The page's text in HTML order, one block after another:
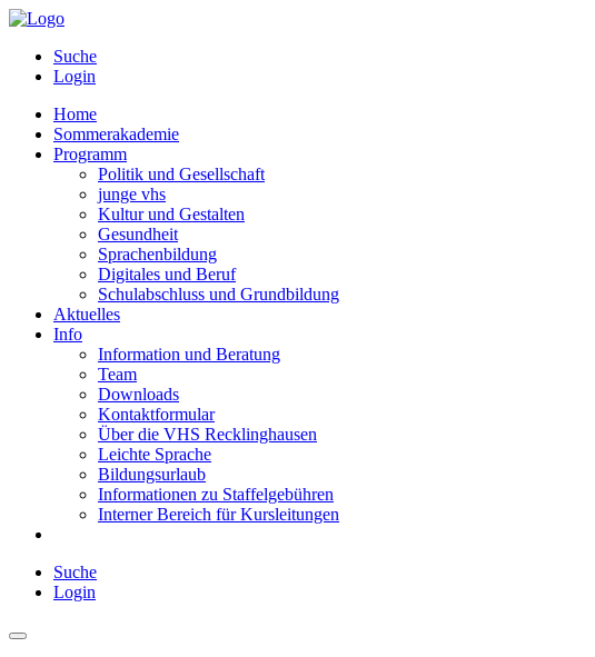
Suche
Login
Home
Sommerakademie
Programm
Politik und Gesellschaft
junge vhs
Kultur und Gestalten
Gesundheit
Sprachenbildung
Digitales und Beruf
Schulabschluss und Grundbildung
Aktuelles
Info
Information und Beratung
Team
Downloads
Kontaktformular
Über die VHS Recklinghausen
Leichte Sprache
Bildungsurlaub
Informationen zu Staffelgebühren
Interner Bereich für Kursleitungen
Suche
Login